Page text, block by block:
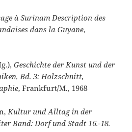
à SurinamDescription des
dans la Guyane,
Geschichte der Kunst und der
Bd. 3: Holzschnitt,
, Frankfurt/M., 1968
Kultur und Alltag in der
Band: Dorf und Stadt 16.-18.